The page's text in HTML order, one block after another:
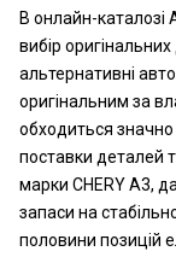
В онлайн-
вибір
альтернативні
оригінальним за
обходиться
поставки деталей
марки CHERY A3,
запаси на
половини позицій